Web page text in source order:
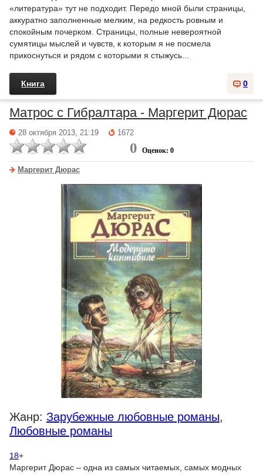
«литература» тут не подходит. Передо мной были страницы,
аккуратно заполненные мелким, на редкость ровным и
спокойным почерком. Страницы, полные невероятной
сумятицы мыслей и чувств, к которым я не посмела
прикоснуться и рядом с которыми я стыжусь...
0
Книга
Матрос с Гибралтара - Маргерит Дюрас
28 октября 2013, 21:19 1672
0 Оценок: 0
Маргерит Дюрас
Жанр: Зарубежные любовные романы,
Любовные романы
18+
Маргерит Дюрас – одна из самых читаемых, самых модных